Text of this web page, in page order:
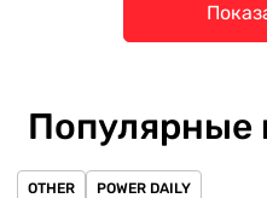
Популярные
OTHER POWER DAILY